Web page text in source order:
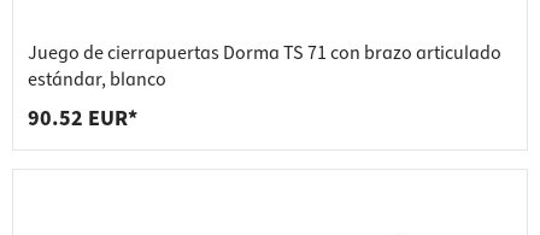
Juego de cierrapuertas Dorma TS 71 con brazo articulado
estándar, blanco
90.52 EUR*